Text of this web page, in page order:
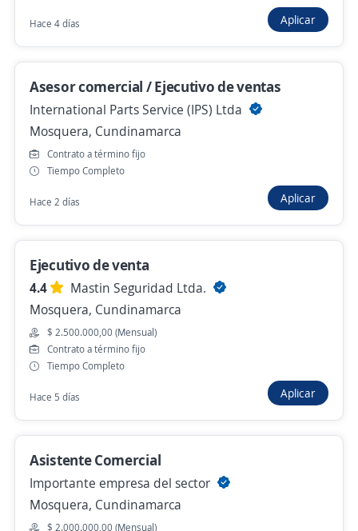
Empleo destacado
Ejecutivo Comercial TAT Micro con Moto
ASESORIAS S.A.S.
Chía, Cundinamarca
$ 3.000.000,00 (Mensual)
Ayer
Ejecutivo Comercial Logistica y Transporte
S.A.S.
Cota, Cundinamarca
$ 2.499.999,00 (Mensual) + Comisiones
Ayer
Nuevas ofertas de empleo
Empleos similares
Hace 4 días Aplicar
Asesor comercial / Ejecutivo de ventas
International Parts Service (IPS) Ltda
Mosquera, Cundinamarca
Contrato a término fijo
Tiempo Completo
Hace 2 días Aplicar
Ejecutivo de venta
4.4
Mastin Seguridad Ltda.
Mosquera, Cundinamarca
$ 2.500.000,00 (Mensual)
Contrato a término fijo
Tiempo Completo
Hace 5 días Aplicar
Asistente Comercial
Importante empresa del sector
Mosquera, Cundinamarca
$ 2.000.000,00 (Mensual)